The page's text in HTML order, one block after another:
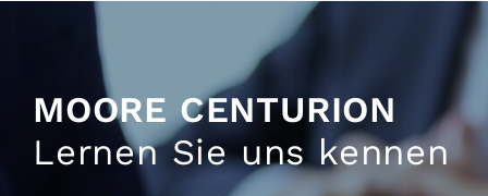
MOORE CENTURION
Lernen Sie uns kennen